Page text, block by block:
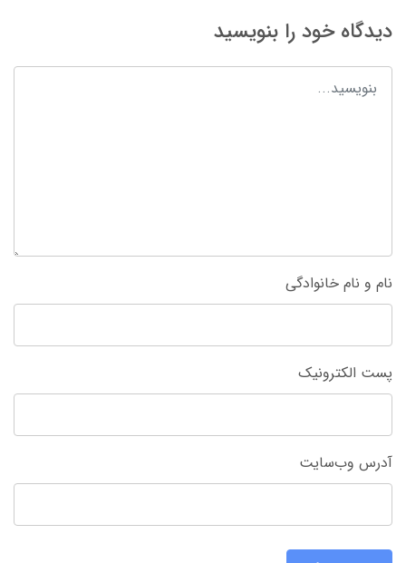
دیدگاه خود را بنویسید
نام و نام خانوادگی
پست الکترونیک
آدرس وب‌سایت